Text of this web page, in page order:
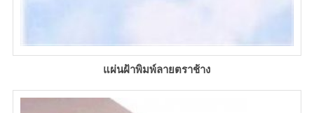
แผ่นฝ้าพิมพ์ลายตราช้าง